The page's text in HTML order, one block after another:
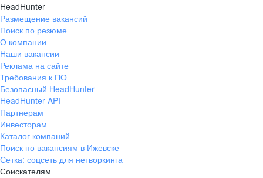
HeadHunter
Размещение вакансий
Поиск по резюме
О компании
Наши вакансии
Реклама на сайте
Требования к ПО
Безопасный HeadHunter
HeadHunter API
Партнерам
Инвесторам
Каталог компаний
Поиск по вакансиям в Ижевске
Сетка: соцсеть для нетворкинга
Соискателям